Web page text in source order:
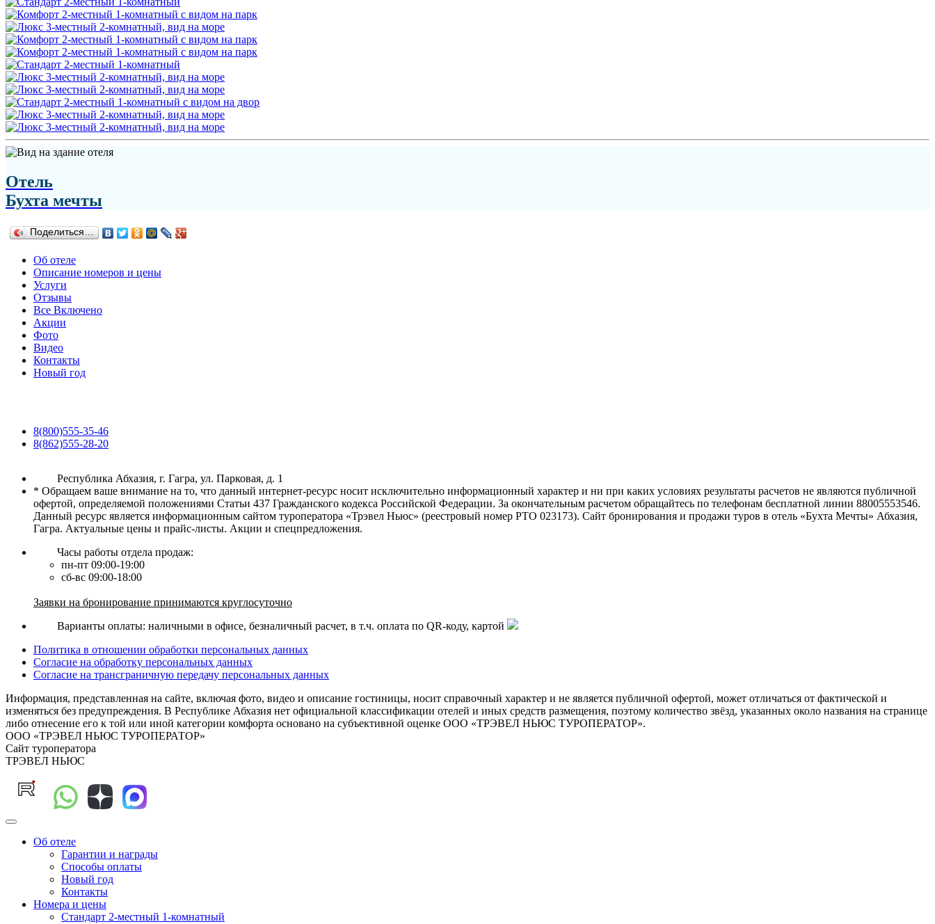
Отель
Бухта мечты
Поделиться…
Об отеле
Описание номеров и цены
Услуги
Отзывы
Все Включено
Акции
Фото
Видео
Контакты
Новый год
8(800)555-35-46
8(862)555-28-20
Республика Абхазия, г. Гагра, ул. Парковая, д. 1
* Обращаем ваше внимание на то, что данный интернет-ресурс носит исключительно информационный характер и ни при каких условиях результаты расчетов не являются публичной
офертой, определяемой положениями Статьи 437 Гражданского кодекса Российской Федерации. За окончательным расчетом обращайтесь по телефонам бесплатной линии 88005553546.
Данный ресурс является информационным сайтом туроператора «Трэвел Ньюс» (реестровый номер РТО 023173). Сайт бронирования и продажи туров в отель «Бухта Мечты» Абхазия,
Гагра. Актуальные цены и прайс-листы. Акции и спецпредложения.
Часы работы отдела продаж:
пн-пт 09:00-19:00
сб-вс 09:00-18:00
Заявки на бронирование принимаются круглосуточно
Варианты оплаты: наличными в офисе, безналичный расчет, в т.ч. оплата по QR-коду, картой
Политика в отношении обработки персональных данных
Согласие на обработку персональных данных
Согласие на трансграничную передачу персональных данных
Информация, представленная на сайте, включая фото, видео и описание гостиницы, носит справочный характер и не является публичной офертой, может отличаться от фактической и
изменяться без предупреждения. В Республике Абхазия нет официальной классификации отелей и иных средств размещения, поэтому количество звёзд, указанных около названия на странице
либо отнесение его к той или иной категории комфорта основано на субъективной оценке ООО «ТРЭВЕЛ НЬЮС ТУРОПЕРАТОР».
ООО «ТРЭВЕЛ НЬЮС ТУРОПЕРАТОР»
Сайт туроператора
ТРЭВЕЛ НЬЮС
Об отеле
Гарантии и награды
Способы оплаты
Новый год
Контакты
Номера и цены
Стандарт 2-местный 1-комнатный